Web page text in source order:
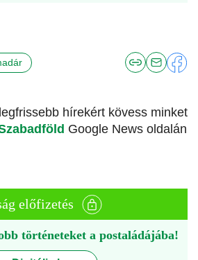
hírekért kövess minket
Google News oldalán
előfizetés
történeteket a postaládájába!